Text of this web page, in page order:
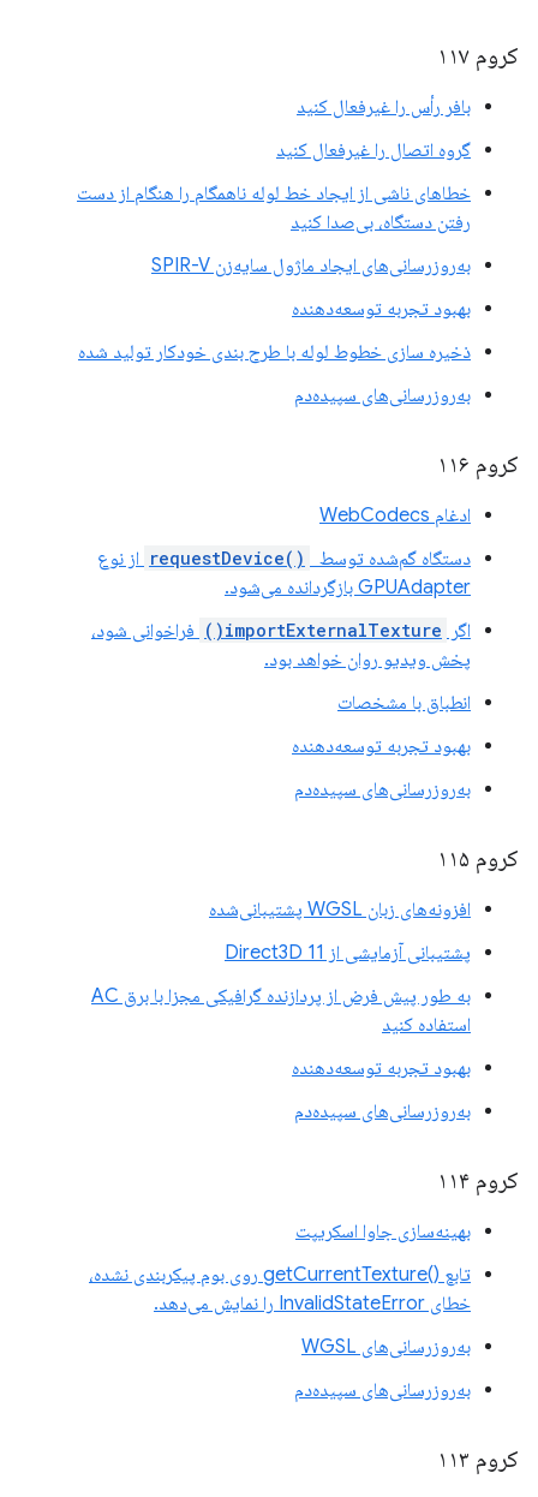
کروم ۱۱۷
بافر رأس را غیرفعال کنید
گروه اتصال را غیرفعال کنید
خطاهای ناشی از ایجاد خط لوله ناهمگام را هنگام از دست
رفتن دستگاه، بی‌صدا کنید
به‌روزرسانی‌های ایجاد ماژول سایه‌زن SPIR-V
بهبود تجربه توسعه‌دهنده
ذخیره سازی خطوط لوله با طرح بندی خودکار تولید شده
به‌روزرسانی‌های سپیده‌دم
کروم ۱۱۶
ادغام WebCodecs
دستگاه گم‌شده توسط
requestDevice() ‎ از نوع
GPUAdapter بازگردانده می‌شود.
اگر
importExternalTexture()
فراخوانی شود،
پخش ویدیو روان خواهد بود.
انطباق با مشخصات
بهبود تجربه توسعه‌دهنده
به‌روزرسانی‌های سپیده‌دم
کروم ۱۱۵
افزونه‌های زبان WGSL پشتیبانی‌شده
پشتیبانی آزمایشی از Direct3D 11
به طور پیش فرض از پردازنده گرافیکی مجزا با برق AC
استفاده کنید
بهبود تجربه توسعه‌دهنده
به‌روزرسانی‌های سپیده‌دم
کروم ۱۱۴
بهینه‌سازی جاوا اسکریپت
تابع ()getCurrentTexture روی بوم پیکربندی نشده،
خطای InvalidStateError را نمایش می‌دهد.
به‌روزرسانی‌های WGSL
به‌روزرسانی‌های سپیده‌دم
کروم ۱۱۳